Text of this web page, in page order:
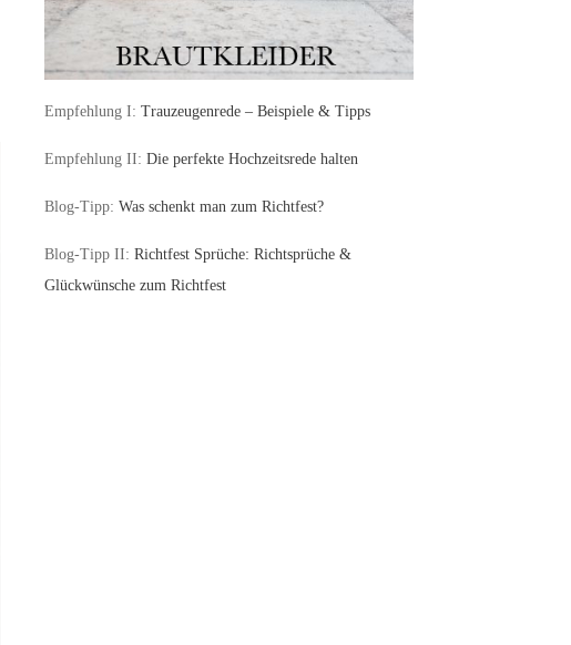
Empfehlung I: Trauzeugenrede – Beispiele & Tipps
Empfehlung II: Die perfekte Hochzeitsrede halten
Blog-Tipp: Was schenkt man zum Richtfest?
Blog-Tipp II: Richtfest Sprüche: Richtsprüche &
Glückwünsche zum Richtfest